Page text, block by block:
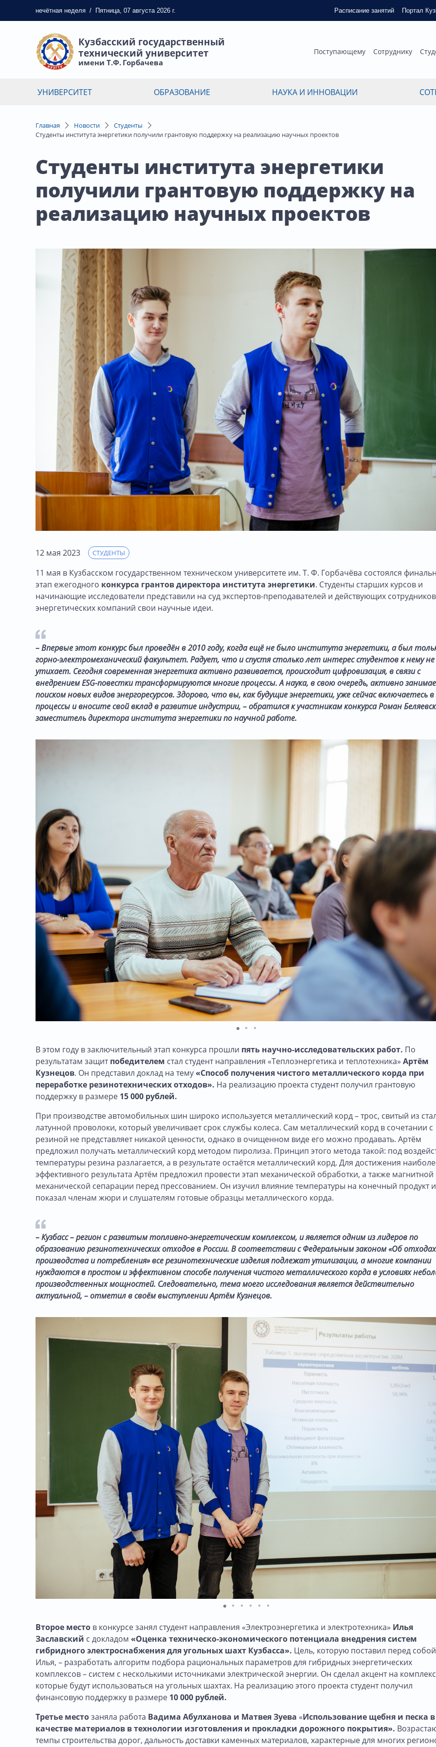
нечётная неделя / Пятница, 07 августа 2026 г. Расписание занятий Портал
Кузбасский государственный
технический университет
имени Т.Ф. Горбачева
Поступающему Сотруднику
УНИВЕРСИТЕТ ОБРАЗОВАНИЕ НАУКА И ИННОВАЦИИ
Главная Новости
Студенты
Студенты института энергетики получили грантовую поддержку на реализацию научных проектов
Студенты института энергетики
получили грантовую поддержку на
реализацию научных проектов
12 мая 2023 СТУДЕНТЫ
11 мая в Кузбасском государственном техническом университете им. Т. Ф. Горбачёва состоялся
этап ежегодного конкурса грантов директора института энергетики. Студенты старших курсов и
начинающие исследователи представили на суд экспертов-преподавателей и действующих сотрудников
энергетических компаний свои научные идеи.
– Впервые этот конкурс был проведён в 2010 году, когда ещё не было института энергетики, а был
горно-электромеханический факультет. Радует, что и спустя столько лет интерес студентов к нему не
утихает. Сегодня современная энергетика активно развивается, происходит цифровизация, в связи с
внедрением ESG-повестки трансформируются многие процессы. А наука, в свою очередь, активно
поиском новых видов энергоресурсов. Здорово, что вы, как будущие энергетики, уже сейчас включаетесь
процессы и вносите свой вклад в развитие индустрии, – обратился к участникам конкурса Роман
заместитель директора института энергетики по научной работе.
В этом году в заключительный этап конкурса прошли пять научно-исследовательских работ. По
результатам защитпобедителем стал студент направления «Теплоэнергетика и теплотехника» Артём
Кузнецов. Он представил доклад на тему«Способ получения чистого металлического корда при
переработке резинотехнических отходов». На реализацию проекта студент получил грантовую
поддержку в размере 15 000 рублей.
При производстве автомобильных шин широко используется металлический корд – трос, свитый из
латунной проволоки, который увеличивает срок службы колеса. Сам металлический корд в сочетании с
резиной не представляет никакой ценности, однако в очищенном виде его можно продавать. Артём
предложил получать металлический корд методом пиролиза. Принцип этого метода такой: под
температуры резина разлагается, а в результате остаётся металлический корд. Для достижения
эффективного результата Артём предложил провести этап механической обработки, а также магнитной
механической сепарации перед прессованием. Он изучил влияние температуры на конечный продукт и
показал членам жюри и слушателям готовые образцы металлического корда.
– Кузбасс – регион с развитым топливно-энергетическим комплексом, и является одним из лидеров по
образованию резинотехнических отходов в России. В соответствии с Федеральным законом «Об отходах
производства и потребления» все резинотехнические изделия подлежат утилизации, а многие компании
нуждаются в простом и эффективном способе получения чистого металлического корда в условиях
производственных мощностей. Следовательно, тема моего исследования является действительно
актуальной, – отметил в своём выступлении Артём Кузнецов.
Второе место в конкурсе занял студент направления «Электроэнергетика и электротехника» Илья
Заславский с докладом «Оценка техническо-экономического потенциала внедрения систем
гибридного электроснабжения для угольных шахт Кузбасса». Цель, которую поставил перед собой
Илья, – разработать алгоритм подбора рациональных параметров для гибридных энергетических
комплексов – систем с несколькими источниками электрической энергии. Он сделал акцент на
которые будут использоваться на угольных шахтах. На реализацию этого проекта студент получил
финансовую поддержку в размере 10 000 рублей.
Третье местозаняла работа Вадима Абулханова и Матвея Зуева «Использование щебня и песка в
качестве материалов в технологии изготовления и прокладки дорожного покрытия».
темпы строительства дорог, дальность доставки каменных материалов, характерные для многих